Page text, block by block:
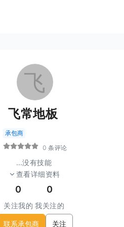
飞
飞常地板
承包商
0 条评论
...没有技能
查看详细资料
0
关注我的
0
我关注的
联系承包商 关注